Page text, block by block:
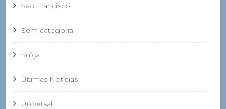
São Francisco
Sem categoria
Suíça
Últimas Notícias
Universal